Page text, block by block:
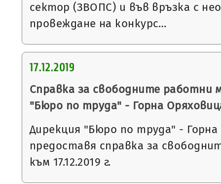
сектор (ЗВОПС) и във връзка с
провеждане на конкурс…
17.12.2019
Справка за свободните работни
"Бюро по труда" - Горна
Дирекция "Бюро по труда" -
предоставя справка за
към 17.12.2019 г.